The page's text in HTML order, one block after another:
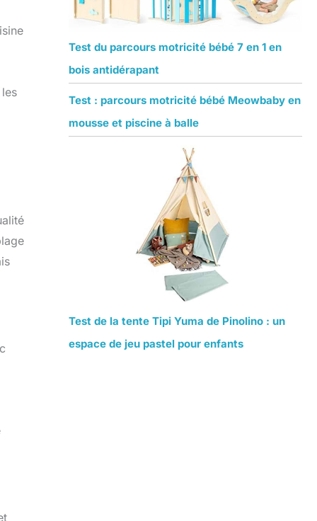
Test du parcours motricité bébé 7 en 1 en
bois antidérapant
Test : parcours motricité bébé Meowbaby en
mousse et piscine à balle
Test de la tente Tipi Yuma de Pinolino : un
espace de jeu pastel pour enfants